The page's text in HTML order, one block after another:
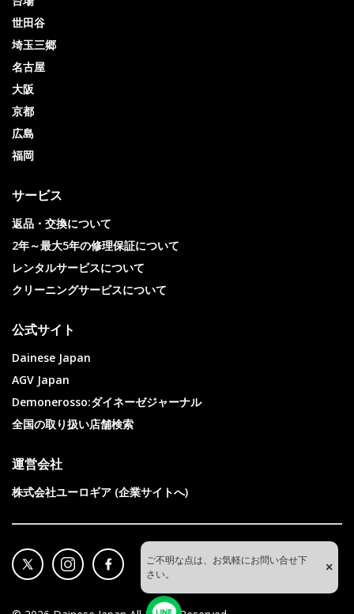
ご不明な点は、お気軽にお問い合せ下
さい。
×
世田谷
埼玉三郷
名古屋
大阪
京都
広島
福岡
サービス
返品・交換について
2年～最大5年の修理保証について
レンタルサービスについて
クリーニングサービスについて
公式サイト
Dainese Japan
AGV Japan
Demonerosso:ダイネーゼジャーナル
全国の取り扱い店舗検索
運営会社
株式会社ユーロギア (企業サイトへ)